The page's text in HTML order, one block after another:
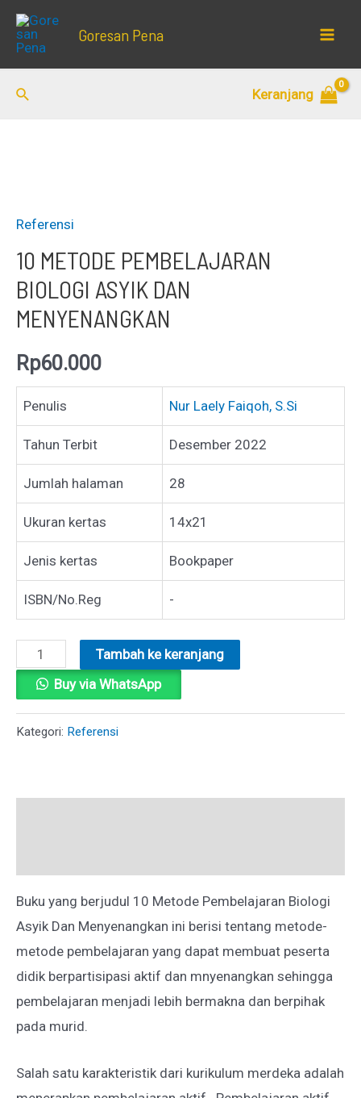
Lewati
Goresan Pena
Cari Keranjang
Referensi
10 METODE PEMBELAJARAN
BIOLOGI ASYIK DAN
MENYENANGKAN
Rp60.000
Penulis Nur Laely Faiqoh, S.Si
Tahun Terbit Desember 2022
Jumlah halaman 28
Ukuran kertas 14x21
Jenis kertas Bookpaper
ISBN/No.Reg -
Kuantitas
10
METODE
PEMBELAJARAN
DAN
Tambah ke keranjang
Buy via WhatsApp
Kategori: Referensi
Buku yang berjudul 10 Metode Pembelajaran Biologi
Asyik Dan Menyenangkan ini berisi tentang metode-
metode pembelajaran yang dapat membuat peserta
didik berpartisipasi aktif dan mnyenangkan sehingga
pembelajaran menjadi lebih bermakna dan berpihak
pada murid.
Salah satu karakteristik dari kurikulum merdeka adalah